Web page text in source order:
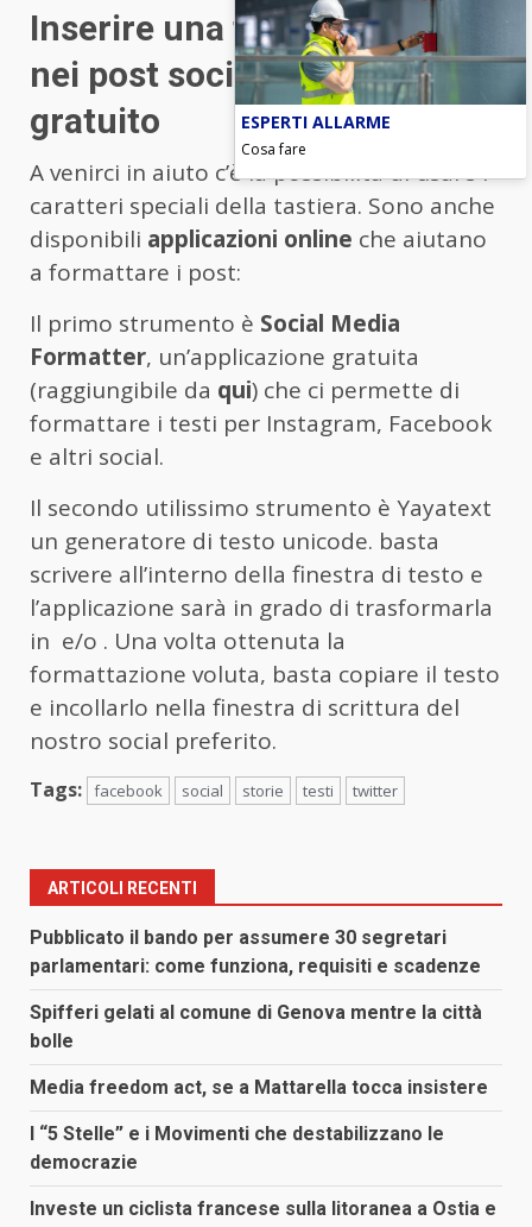
Inserire una formattazione
nei post social è facile e
gratuito
A venirci in aiuto c’è la possibilità di usare i
caratteri speciali della tastiera. Sono anche
disponibili applicazioni online che aiutano
a formattare i post:
Il primo strumento è Social Media
Formatter, un’applicazione gratuita
(raggiungibile da qui) che ci permette di
formattare i testi per Instagram, Facebook
e altri social.
Il secondo utilissimo strumento è Yayatext
un generatore di testo unicode. basta
scrivere all’interno della finestra di testo e
l’applicazione sarà in grado di trasformarla
in e/o . Una volta ottenuta la
formattazione voluta, basta copiare il testo
e incollarlo nella finestra di scrittura del
nostro social preferito.
Tags: facebook social storie testi twitter
ARTICOLI RECENTI
Pubblicato il bando per assumere 30 segretari
parlamentari: come funziona, requisiti e scadenze
Spifferi gelati al comune di Genova mentre la città
bolle
Media freedom act, se a Mattarella tocca insistere
I “5 Stelle” e i Movimenti che destabilizzano le
democrazie
Investe un ciclista francese sulla litoranea a Ostia e
ESPERTI ALLARME
Cosa fare